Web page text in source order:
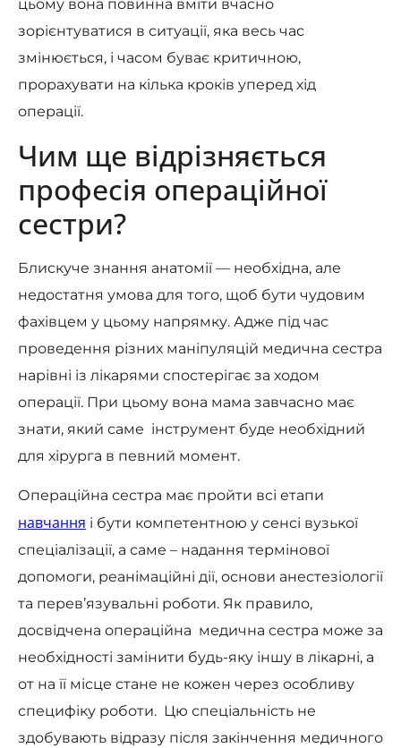
цьому вона повинна вміти вчасно
зорієнтуватися в ситуації, яка весь час
змінюється, і часом буває критичною,
прорахувати на кілька кроків уперед хід
операції.
Чим ще відрізняється
професія операційної
сестри?
Блискуче знання анатомії — необхідна, але
недостатня умова для того, щоб бути чудовим
фахівцем у цьому напрямку. Адже під час
проведення різних маніпуляцій медична сестра
нарівні із лікарями спостерігає за ходом
операції. При цьому вона мама завчасно має
знати, який саме інструмент буде необхідний
для хірурга в певний момент.
Операційна сестра має пройти всі етапи
навчання і бути компетентною у сенсі вузької
спеціалізації, а саме – надання термінової
допомоги, реанімаційні дії, основи анестезіології
та перев’язувальні роботи. Як правило,
досвідчена операційна медична сестра може за
необхідності замінити будь-яку іншу в лікарні, а
от на її місце стане не кожен через особливу
специфіку роботи. Цю спеціальність не
здобувають відразу після закінчення медичного